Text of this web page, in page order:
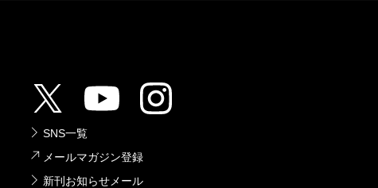
SNS一覧
メールマガジン登録
新刊お知らせメール